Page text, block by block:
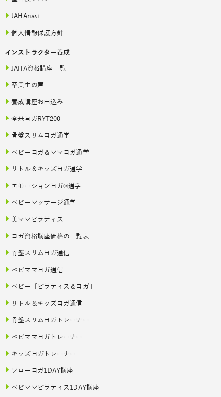
JAHAnavi
個人情報保護方針
インストラクター養成
JAHA資格講座一覧
卒業生の声
養成講座お申込み
全米ヨガRYT200
骨盤スリムヨガ通学
ベビーヨガ＆ママヨガ通学
リトル＆キッズヨガ通学
エモーションヨガ®通学
ベビーマッサージ通学
美ママピラティス
ヨガ資格講座価格の一覧表
骨盤スリムヨガ通信
ベビママヨガ通信
ベビー「ピラティス＆ヨガ」
リトル＆キッズヨガ通信
骨盤スリムヨガトレーナー
ベビママヨガトレーナー
キッズヨガトレーナー
フローヨガ1DAY講座
ベビママピラティス1DAY講座